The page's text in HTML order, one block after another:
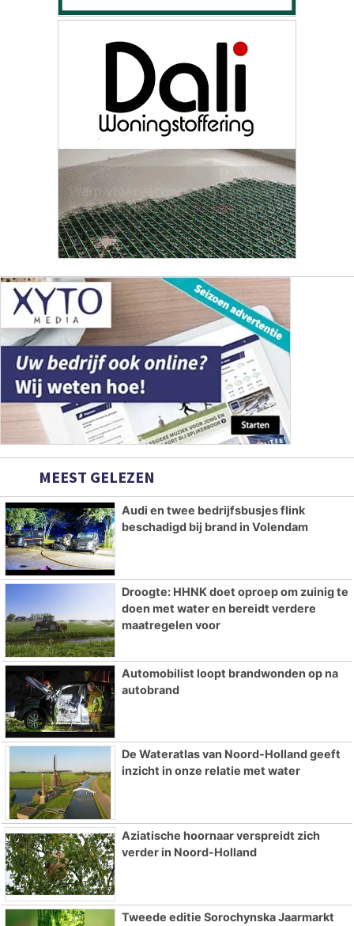
MEEST GELEZEN
Audi en twee bedrijfsbusjes flink
beschadigd bij brand in Volendam
Droogte: HHNK doet oproep om zuinig te
doen met water en bereidt verdere
maatregelen voor
Automobilist loopt brandwonden op na
autobrand
De Wateratlas van Noord-Holland geeft
inzicht in onze relatie met water
Aziatische hoornaar verspreidt zich
verder in Noord-Holland
Tweede editie Sorochynska Jaarmarkt